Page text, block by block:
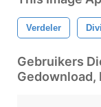
Verdeler
Gebruikers
Gedownload,